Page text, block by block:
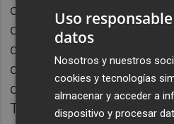
otra cosa, pero ahora el
de Alcoy y tenemos que
demás. Las notas se
debemos llegar con la
darlo todo en la
Tevenet.
Uso
datos
Nosotros y nuestros
cookies y tecnologías
almacenar y acceder a
dispositivo y procesar